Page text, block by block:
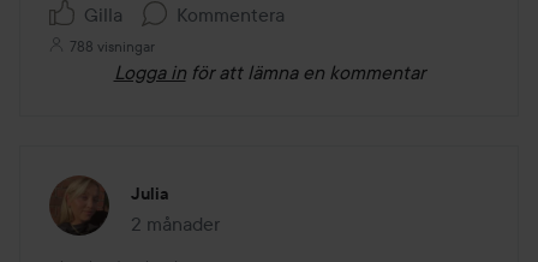
Gilla
Kommentera
788 visningar
Logga in för att lämna en kommentar
Julia
2 månader
Inlägget skapades 2 månader